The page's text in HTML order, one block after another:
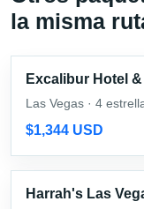
la misma
Excalibur Hotel
Las Vegas · 4
$1,344 USD
Harrah's Las